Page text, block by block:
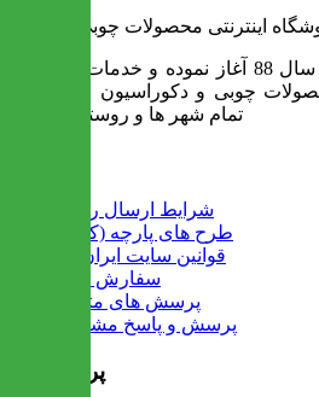
اینترنتی محصولات چوبی ایران میز
ایران میز فعالیت خود را از سال 88 آغاز نموده و خدمات آن عبارت
چوبی و دکوراسیون و ارسال به
تمام شهر ها و روستاهای کشور
شرایط ارسال رایگان
طرح های پارچه (کالیته)
قوانین سایت ایران میز
سفارش عمده
پرسش های متداول
پرسش و پاسخ مشتریان
پرفروش ها